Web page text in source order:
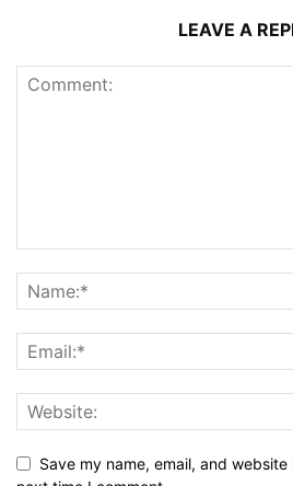
LEAVE A
Save my name, email, and